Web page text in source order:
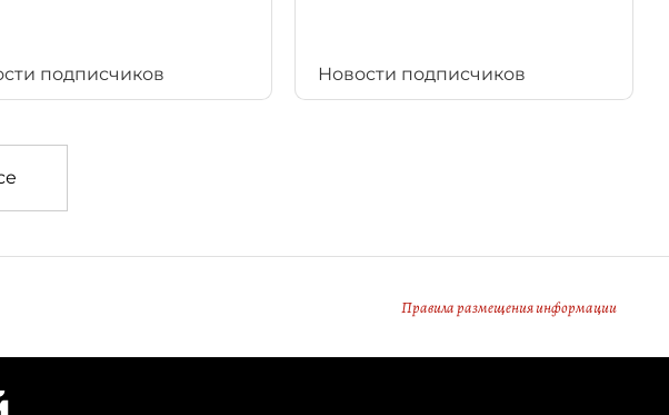
подписчиков Новости подписчиков
Правила размещения информации